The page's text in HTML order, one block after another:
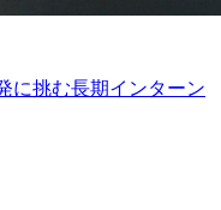
に挑む長期インターン